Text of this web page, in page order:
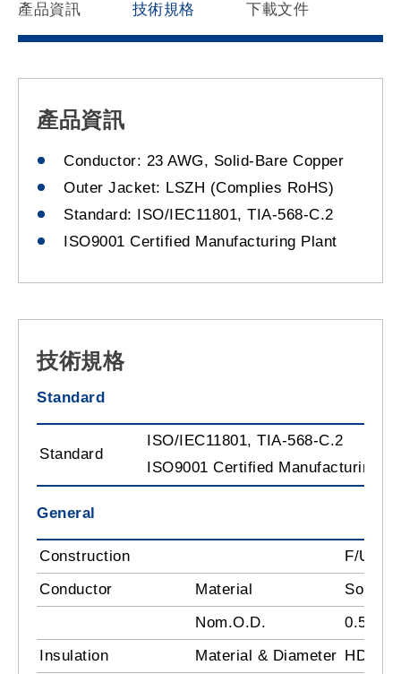
產品資訊 技術規格 下載文件
產品資訊
Conductor: 23 AWG, Solid-Bare Copper
Outer Jacket: LSZH (Complies RoHS)
Standard: ISO/IEC11801, TIA-568-C.2
ISO9001 Certified Manufacturing Plant
技術規格
Standard
Standard
ISO/IEC11801, TIA-568-C.2
ISO9001 Certified Manufacturing
General
Construction
F/UTP
Conductor
Material
Solid-
Nom.O.D.
0.565
Insulation
Material & Diameter HDPE